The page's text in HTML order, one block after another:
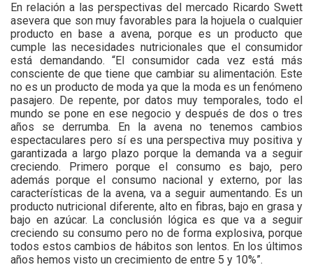
En relación a las perspectivas del mercado Ricardo Swett
asevera que son muy favorables para la hojuela o cualquier
producto en base a avena, porque es un producto que
cumple las necesidades nutricionales que el consumidor
está demandando. “El consumidor cada vez está más
consciente de que tiene que cambiar su alimentación. Este
no es un producto de moda ya que la moda es un fenómeno
pasajero. De repente, por datos muy temporales, todo el
mundo se pone en ese negocio y después de dos o tres
años se derrumba. En la avena no tenemos cambios
espectaculares pero sí es una perspectiva muy positiva y
garantizada a largo plazo porque la demanda va a seguir
creciendo. Primero porque el consumo es bajo, pero
además porque el consumo nacional y externo, por las
características de la avena, va a seguir aumentando. Es un
producto nutricional diferente, alto en fibras, bajo en grasa y
bajo en azúcar. La conclusión lógica es que va a seguir
creciendo su consumo pero no de forma explosiva, porque
todos estos cambios de hábitos son lentos. En los últimos
años hemos visto un crecimiento de entre 5 y 10%”.